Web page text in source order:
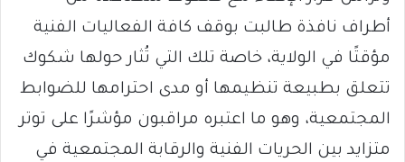
أطراف نافذة طالبت بوقف كافة الفعاليات الفنية
مؤقتًا في الولاية، خاصة تلك التي تُثار حولها شكوك
تتعلق بطبيعة تنظيمها أو مدى احترامها للضوابط
المجتمعية، وهو ما اعتبره مراقبون مؤشرًا على توتر
متزايد بين الحريات الفنية والرقابة المجتمعية في